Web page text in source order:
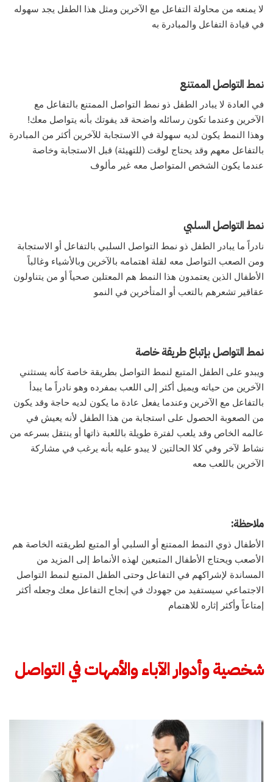
لا يمنعه من محاولة التفاعل مع الآخرين ومثل هذا الطفل يجد سهوله
في قيادة التفاعل والمبادرة به
نمط التواصل الممتنع
في العادة لا يبادر الطفل ذو نمط التواصل الممتنع بالتفاعل مع
الآخرين وعندما تكون رسائله واضحة قد يفوتك بأنه يتواصل معك!
وهذا النمط يكون لديه سهولة في الاستجابة للآخرين أكثر من المبادرة
بالتفاعل معهم وقد يحتاج لوقت (للتهيئة) قبل الاستجابة وخاصة
عندما يكون الشخص المتواصل معه غير مألوف
نمط التواصل السلبي
نادراً ما يبادر الطفل ذو نمط التواصل السلبي بالتفاعل أو الاستجابة
ومن الصعب التواصل معه لقلة اهتمامه بالآخرين وبالأشياء وغالباً
الأطفال الذين يعتمدون هذا النمط هم المعتلين صحياً أو من يتناولون
عقاقير تشعرهم بالتعب أو المتأخرين في النمو
نمط التواصل بإتباع طريقة خاصة
ويبدو على الطفل المتبع لنمط التواصل بطريقة خاصة كأنه يستثني
الآخرين من حياته ويميل أكثر إلى اللعب بمفرده وهو نادراً ما يبدأ
بالتفاعل مع الآخرين وعندما يفعل عادة ما يكون لديه حاجة وقد يكون
من الصعوبة الحصول على استجابة من هذا الطفل لأنه يعيش في
عالمه الخاص وقد يلعب لفترة طويلة باللعبة ذاتها أو ينتقل بسرعه من
نشاط لآخر وفي كلا الحالتين لا يبدو عليه بأنه يرغب في مشاركة
الآخرين باللعب معه
ملاحظة:
الأطفال ذوي النمط الممتنع أو السلبي أو المتبع لطريقته الخاصة هم
الأصعب ويحتاج الأطفال المتبعين لهذه الأنماط إلى المزيد من
المساندة لإشراكهم في التفاعل وحتى الطفل المتبع لنمط التواصل
الاجتماعي سيستفيد من جهودك في إنجاح التفاعل معك وجعله أكثر
إمتاعاً وأكثر إثاره للاهتمام
شخصية وأدوار الآباء والأمهات في التواصل